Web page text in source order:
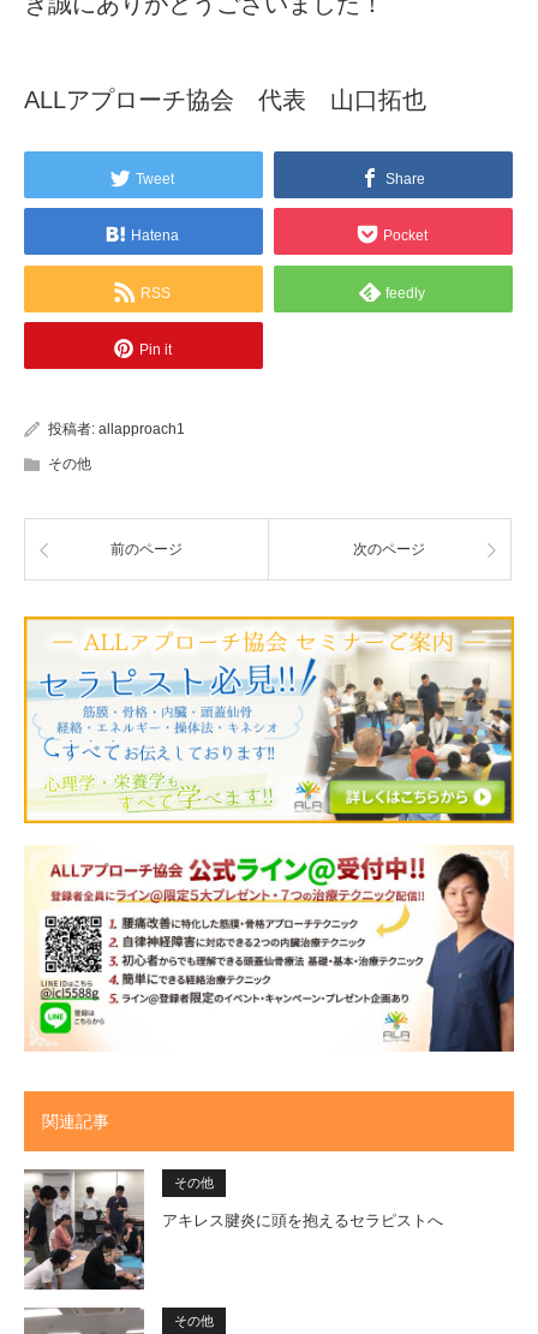
ALLアプローチ協会 代表 山口拓也
Tweet Share
Hatena Pocket
RSS feedly
Pin it
投稿者: allapproach1
その他
前のページ 次のページ
関連記事
その他
アキレス腱炎に頭を抱えるセラピストへ
その他